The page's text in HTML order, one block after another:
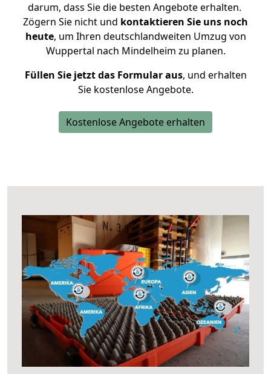
darum, dass Sie die besten Angebote erhalten.
Zögern Sie nicht und kontaktieren Sie uns noch
heute, um Ihren deutschlandweiten Umzug von
Wuppertal nach Mindelheim zu planen.
Füllen Sie jetzt das Formular aus, und erhalten
Sie kostenlose Angebote.
Kostenlose Angebote erhalten